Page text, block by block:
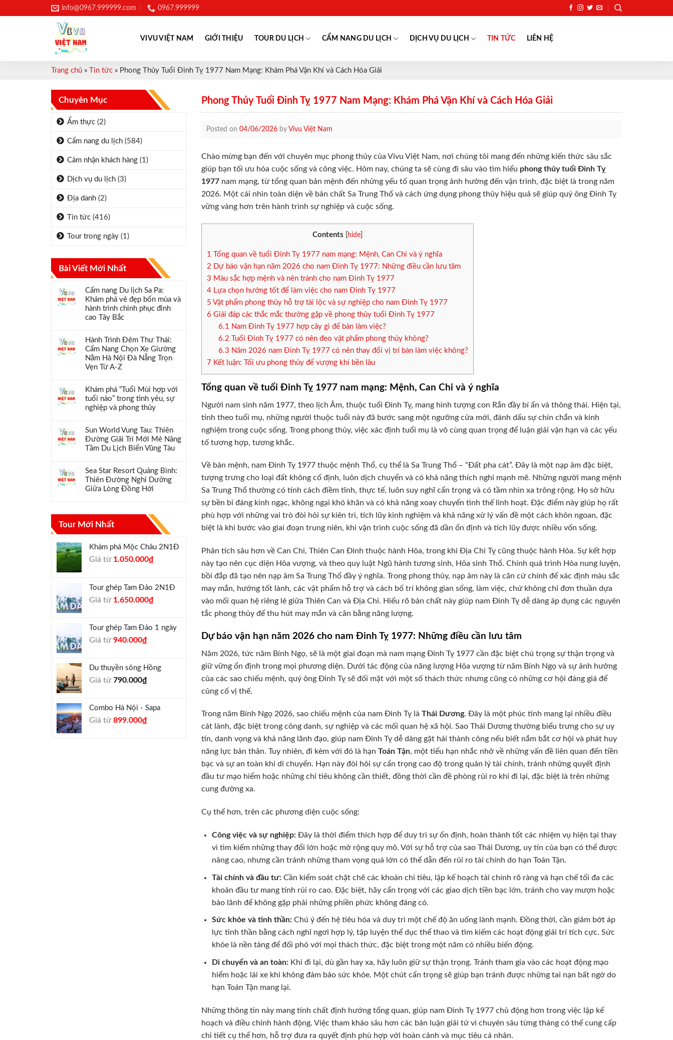
to
info@0967.999999.com 0967.999999
VIVU VIỆT NAM GIỚI THIỆU TOUR DU LỊCH CẨM NANG DU LỊCH DỊCH VỤ DU LỊCH TIN TỨC LIÊN HỆ
Trang chủ » Tin tức » Phong Thủy Tuổi Đinh Tỵ 1977 Nam Mạng: Khám Phá Vận Khí và Cách Hóa Giải
Chuyên Mục
Ẩm thực (2)
Cẩm nang du lịch (584)
Cảm nhận khách hàng (1)
Dịch vụ du lịch (3)
Địa danh (2)
Tin tức (416)
Tour trong ngày (1)
Bài Viết Mới Nhất
Cẩm nang Du lịch Sa Pa:
Khám phá vẻ đẹp bốn mùa và
hành trình chinh phục đỉnh
cao Tây Bắc
Hành Trình Đêm Thư Thái:
Cẩm Nang Chọn Xe Giường
Nằm Hà Nội Đà Nẵng Trọn
Vẹn Từ A-Z
Khám phá “Tuổi Mùi hợp với
tuổi nào” trong tình yêu, sự
nghiệp và phong thủy
Sun World Vung Tau: Thiên
Đường Giải Trí Mới Mẻ Nâng
Tầm Du Lịch Biển Vũng Tàu
Sea Star Resort Quảng Bình:
Thiên Đường Nghỉ Dưỡng
Giữa Lòng Đồng Hới
Tour Mới Nhất
Khám phá Mộc Châu 2N1Đ
Giá từ Giá
1.300.000₫.
1.050.000₫Giá
là:
Tour ghép Tam Đảo 2N1Đ
Giá từ Giá
1.800.000₫.
1.650.000₫Giá
là:
Tour ghép Tam Đảo 1 ngày
Giá từGiá
1.000.000₫.
940.000₫Giá
là:
Du thuyền sông Hồng
Giá từ790.000₫
Combo Hà Nội - Sapa
Giá từGiá
899.000₫Giá
Phong Thủy Tuổi Đinh Tỵ 1977 Nam Mạng: Khám Phá Vận Khí và Cách Hóa Giải
Posted on 04/06/2026 by Vivu Việt Nam
Chào mừng bạn đến với chuyên mục phong thủy của Vivu Việt Nam, nơi chúng tôi mang đến những kiến thức sâu sắc
giúp bạn tối ưu hóa cuộc sống và công việc. Hôm nay, chúng ta sẽ cùng đi sâu vào tìm hiểu phong thủy tuổi Đinh Tỵ
1977 nam mạng, từ tổng quan bản mệnh đến những yếu tố quan trọng ảnh hưởng đến vận trình, đặc biệt là trong năm
2026. Một cái nhìn toàn diện về bản chất Sa Trung Thổ và cách ứng dụng phong thủy hiệu quả sẽ giúp quý ông Đinh Tỵ
vững vàng hơn trên hành trình sự nghiệp và cuộc sống.
Contents hide
1 Tổng quan về tuổi Đinh Tỵ 1977 nam mạng: Mệnh, Can Chi và ý nghĩa
2 Dự báo vận hạn năm 2026 cho nam Đinh Tỵ 1977: Những điều cần lưu tâm
3 Màu sắc hợp mệnh và nên tránh cho nam Đinh Tỵ 1977
4 Lựa chọn hướng tốt để làm việc cho nam Đinh Tỵ 1977
5 Vật phẩm phong thủy hỗ trợ tài lộc và sự nghiệp cho nam Đinh Tỵ 1977
6 Giải đáp các thắc mắc thường gặp về phong thủy tuổi Đinh Tỵ 1977
6.1 Nam Đinh Tỵ 1977 hợp cây gì để bàn làm việc?
6.2 Tuổi Đinh Tỵ 1977 có nên đeo vật phẩm phong thủy không?
6.3 Năm 2026 nam Đinh Tỵ 1977 có nên thay đổi vị trí bàn làm việc không?
7 Kết luận: Tối ưu phong thủy để vượng khí bền lâu
Tổng quan về tuổi Đinh Tỵ 1977 nam mạng: Mệnh, Can Chi và ý nghĩa
Người nam sinh năm 1977, theo lịch Âm, thuộc tuổi Đinh Tỵ, mang hình tượng con Rắn đầy bí ẩn và thông thái. Hiện tại,
tính theo tuổi mụ, những người thuộc tuổi này đã bước sang một ngưỡng cửa mới, đánh dấu sự chín chắn và kinh
nghiệm trong cuộc sống. Trong phong thủy, việc xác định tuổi mụ là vô cùng quan trọng để luận giải vận hạn và các yếu
tố tương hợp, tương khắc.
Về bản mệnh, nam Đinh Tỵ 1977 thuộc mệnh Thổ, cụ thể là Sa Trung Thổ – “Đất pha cát”. Đây là một nạp âm đặc biệt,
tượng trưng cho loại đất không cố định, luôn dịch chuyển và có khả năng thích nghi mạnh mẽ. Những người mang mệnh
Sa Trung Thổ thường có tính cách điềm tĩnh, thực tế, luôn suy nghĩ cẩn trọng và có tầm nhìn xa trông rộng. Họ sở hữu
sự bền bỉ đáng kinh ngạc, không ngại khó khăn và có khả năng xoay chuyển tình thế linh hoạt. Đặc điểm này giúp họ rất
phù hợp với những vai trò đòi hỏi sự kiên trì, tích lũy kinh nghiệm và khả năng xử lý vấn đề một cách khôn ngoan, đặc
biệt là khi bước vào giai đoạn trung niên, khi vận trình cuộc sống đã dần ổn định và tích lũy được nhiều vốn sống.
Phân tích sâu hơn về Can Chi, Thiên Can Đinh thuộc hành Hỏa, trong khi Địa Chi Tỵ cũng thuộc hành Hỏa. Sự kết hợp
này tạo nên cục diện Hỏa vượng, và theo quy luật Ngũ hành tương sinh, Hỏa sinh Thổ. Chính quá trình Hỏa nung luyện,
bồi đắp đã tạo nên nạp âm Sa Trung Thổ đầy ý nghĩa. Trong phong thủy, nạp âm này là căn cứ chính để xác định màu sắc
may mắn, hướng tốt lành, các vật phẩm hỗ trợ và cách bố trí không gian sống, làm việc, chứ không chỉ đơn thuần dựa
vào mối quan hệ riêng lẻ giữa Thiên Can và Địa Chi. Hiểu rõ bản chất này giúp nam Đinh Tỵ dễ dàng áp dụng các nguyên
tắc phong thủy để thu hút may mắn và cân bằng năng lượng.
Dự báo vận hạn năm 2026 cho nam Đinh Tỵ 1977: Những điều cần lưu tâm
Năm 2026, tức năm Bính Ngọ, sẽ là một giai đoạn mà nam mạng Đinh Tỵ 1977 cần đặc biệt chú trọng sự thận trọng và
giữ vững ổn định trong mọi phương diện. Dưới tác động của năng lượng Hỏa vượng từ năm Bính Ngọ và sự ảnh hưởng
của các sao chiếu mệnh, quý ông Đinh Tỵ sẽ đối mặt với một số thách thức nhưng cũng có những cơ hội đáng giá để
củng cố vị thế.
Trong năm Bính Ngọ 2026, sao chiếu mệnh của nam Đinh Tỵ là Thái Dương. Đây là một phúc tinh mang lại nhiều điều
cát lành, đặc biệt trong công danh, sự nghiệp và các mối quan hệ xã hội. Sao Thái Dương thường biểu trưng cho sự uy
tín, danh vọng và khả năng lãnh đạo, giúp nam Đinh Tỵ dễ dàng gặt hái thành công nếu biết nắm bắt cơ hội và phát huy
năng lực bản thân. Tuy nhiên, đi kèm với đó là hạn Toán Tận, một tiểu hạn nhắc nhở về những vấn đề liên quan đến tiền
bạc và sự an toàn khi di chuyển. Hạn này đòi hỏi sự cẩn trọng cao độ trong quản lý tài chính, tránh những quyết định
đầu tư mạo hiểm hoặc những chi tiêu không cần thiết, đồng thời cần đề phòng rủi ro khi đi lại, đặc biệt là trên những
cung đường xa.
Cụ thể hơn, trên các phương diện cuộc sống:
Công việc và sự nghiệp:Đây là thời điểm thích hợp để duy trì sự ổn định, hoàn thành tốt các nhiệm vụ hiện tại thay
vì tìm kiếm những thay đổi lớn hoặc mở rộng quy mô. Với sự hỗ trợ của sao Thái Dương, uy tín của bạn có thể được
nâng cao, nhưng cần tránh những tham vọng quá lớn có thể dẫn đến rủi ro tài chính do hạn Toán Tận.
Tài chính và đầu tư:Cần kiểm soát chặt chẽ các khoản chi tiêu, lập kế hoạch tài chính rõ ràng và hạn chế tối đa các
khoản đầu tư mang tính rủi ro cao. Đặc biệt, hãy cẩn trọng với các giao dịch tiền bạc lớn, tránh cho vay mượn hoặc
bảo lãnh để không gặp phải những phiền phức không đáng có.
Sức khỏe và tinh thần:Chú ý đến hệ tiêu hóa và duy trì một chế độ ăn uống lành mạnh. Đồng thời, cần giảm bớt áp
lực tinh thần bằng cách nghỉ ngơi hợp lý, tập luyện thể dục thể thao và tìm kiếm các hoạt động giải trí tích cực. Sức
khỏe là nền tảng để đối phó với mọi thách thức, đặc biệt trong một năm có nhiều biến động.
Di chuyển và an toàn:Khi đi lại, dù gần hay xa, hãy luôn giữ sự thận trọng. Tránh tham gia vào các hoạt động mạo
hiểm hoặc lái xe khi không đảm bảo sức khỏe. Một chút cẩn trọng sẽ giúp bạn tránh được những tai nạn bất ngờ do
hạn Toán Tận mang lại.
Những thông tin này mang tính chất định hướng tổng quan, giúp nam Đinh Tỵ 1977 chủ động hơn trong việc lập kế
hoạch và điều chỉnh hành động. Việc tham khảo sâu hơn các bản luận giải tử vi chuyên sâu từng tháng có thể cung cấp
chi tiết cụ thể hơn, hỗ trợ đưa ra quyết định phù hợp với hoàn cảnh và mục tiêu cá nhân.